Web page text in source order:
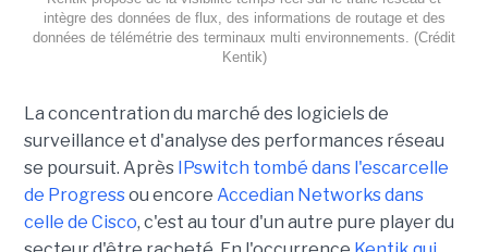
intègre des données de flux, des informations de routage et des
données de télémétrie des terminaux multi environnements. (Crédit
Kentik)
La concentration du marché des logiciels de
surveillance et d'analyse des performances réseau
se poursuit. Après IPswitch tombé dans l'escarcelle
de Progressou encore Accedian Networks dans
celle de Cisco, c'est au tour d'un autre pure player du